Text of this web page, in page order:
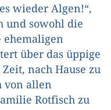
wieder Algen!“,
und sowohl die
ehemaligen
über das üppige
nach Hause zu
von allen
Rotfisch zu